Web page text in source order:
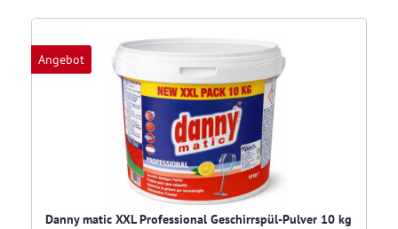
Angebot
Danny matic XXL Professional Geschirrspül-Pulver 10 kg